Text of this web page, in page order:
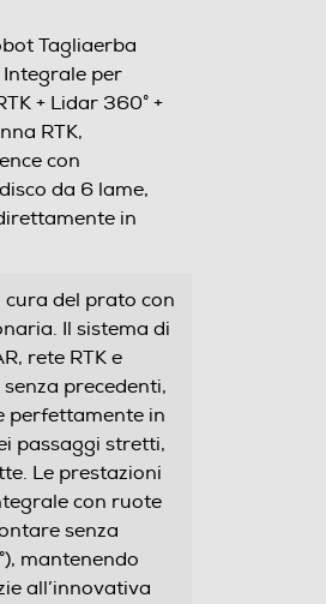
Tagliaerba
per
+ Lidar 360° +
RTK,
con
da 6 lame,
in
del prato con
Il sistema di
rete RTK e
precedenti,
perfettamente in
passaggi stretti,
con ruote
senza
mantenendo